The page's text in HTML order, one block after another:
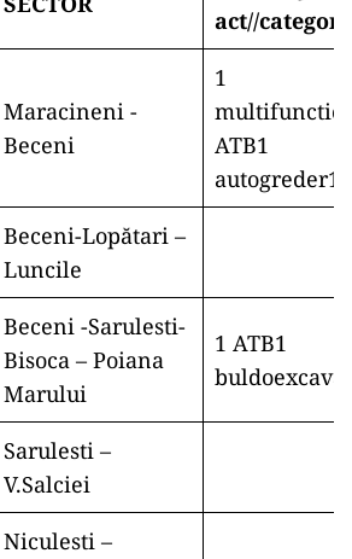
act//
Maracineni -
Beceni
1
ATB1
autogreder1
Beceni-Lopătari –
Luncile
Beceni -Sarulesti-
Bisoca – Poiana
Marului
1 ATB1
Sarulesti –
V.Salciei
Niculesti –